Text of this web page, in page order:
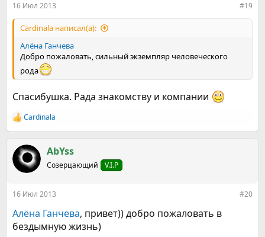
16 Июл 2013 #19
Cardinala написал(а):
Алёна Ганчева
Добро пожаловать, сильный экземпляр человеческого
рода
Спасибушка. Рада знакомству и компании
Р
е
к
ц
и
Cardinala
AbYss
Созерцающий V.I.P
16 Июл 2013 #20
Алёна Ганчева, привет)) добро пожаловать в
бездымную жизнь)